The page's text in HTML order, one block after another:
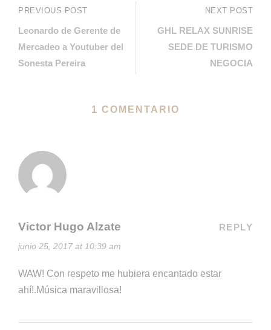
PREVIOUS POST
Leonardo de Gerente de
Mercadeo a Youtuber del
Sonesta Pereira
NEXT POST
GHL RELAX SUNRISE
SEDE DE TURISMO
NEGOCIA
1 COMENTARIO
Victor Hugo Alzate
junio 25, 2017 at 10:39 am
REPLY
WAW! Con respeto me hubiera encantado estar
ahí!.Música maravillosa!